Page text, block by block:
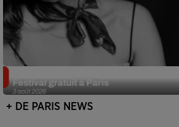
3 août 2026
Festival gratuit à Paris
+ DE PARIS NEWS